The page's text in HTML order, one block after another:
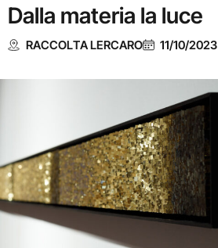
Dalla materia la luce
RACCOLTA LERCARO 11/10/2023